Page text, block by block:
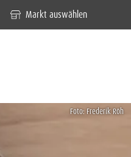
Markt auswählen
Foto: Frederik Röh